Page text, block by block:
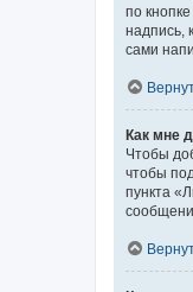
по кнопке
надпись,
сами
Как мне
Чтобы
чтобы
пункта